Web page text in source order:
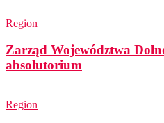
Region
Zarząd Województwa
absolutorium
Region